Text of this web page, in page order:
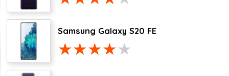
Samsung Galaxy S20 FE